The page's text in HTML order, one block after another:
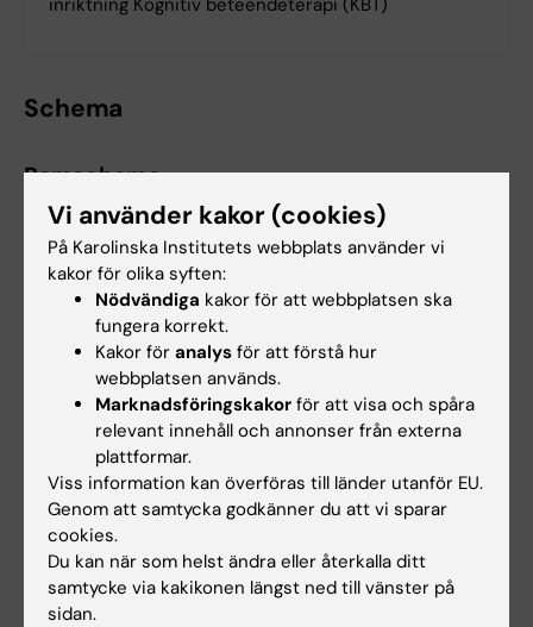
inriktning Kognitiv beteendeterapi (KBT)
Schema
Ramschema
Psykoterapeutprogrammet följerKI:s generella
terminstiderför utbildningar på grund- och
avancerad nivå.
Övergripande information om start- och
slutdatum för respektive kurs hittar du i
terminens ramschema, tillsammans med
information om kursansvarig lärare.
Ramschema PT VT26 (PDF, 224.53 KB)
Ramschema PT HT26, 260323 (PDF, 225.5 KB)
Vi använder kakor (cookies)
På Karolinska Institutets webbplats använder vi
kakor för olika syften:
Nödvändiga kakor för att webbplatsen ska
fungera korrekt.
Kakor för analys för att förstå hur
webbplatsen används.
Marknadsföringskakor för att visa och spåra
relevant innehåll och annonser från externa
plattformar.
Viss information kan överföras till länder utanför EU.
Genom att samtycka godkänner du att vi sparar
cookies.
Du kan när som helst ändra eller återkalla ditt
samtycke via kakikonen längst ned till vänster på
sidan.